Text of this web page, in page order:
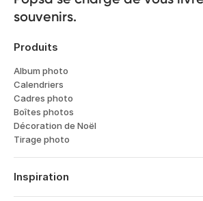
souvenirs.
Produits
Album photo
Calendriers
Cadres photo
Boîtes photos
Décoration de Noël
Tirage photo
Inspiration